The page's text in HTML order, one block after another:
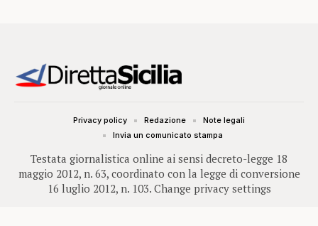
Testata giornalistica online ai sensi decreto-legge 18
maggio 2012, n. 63, coordinato con la legge di conversione
16 luglio 2012, n. 103. Change privacy settings
Privacy policy Redazione
Note legali
Invia un comunicato stampa